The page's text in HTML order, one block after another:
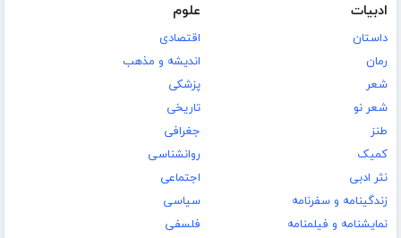
ادبیات
داستان
رمان
شعر
شعر نو
طنز
کمیک
نثر ادبی
زندگینامه و سفرنامه
نمایشنامه و فیلمنامه
علوم
اقتصادی
اندیشه و مذهب
پزشکی
تاریخی
جغرافی
روانشناسی
اجتماعی
سیاسی
فلسفی